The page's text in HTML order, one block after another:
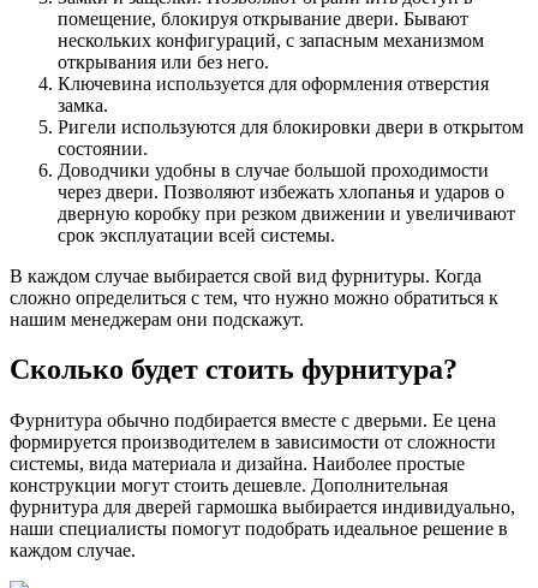
помещение, блокируя открывание двери. Бывают
нескольких конфигураций, с запасным механизмом
открывания или без него.
Ключевина используется для оформления отверстия
замка.
Ригели используются для блокировки двери в открытом
состоянии.
Доводчики удобны в случае большой проходимости
через двери. Позволяют избежать хлопанья и ударов о
дверную коробку при резком движении и увеличивают
срок эксплуатации всей системы.
В каждом случае выбирается свой вид фурнитуры. Когда
сложно определиться с тем, что нужно можно обратиться к
нашим менеджерам они подскажут.
Сколько будет стоить фурнитура?
Фурнитура обычно подбирается вместе с дверьми. Ее цена
формируется производителем в зависимости от сложности
системы, вида материала и дизайна. Наиболее простые
конструкции могут стоить дешевле. Дополнительная
фурнитура для дверей гармошка выбирается индивидуально,
наши специалисты помогут подобрать идеальное решение в
каждом случае.